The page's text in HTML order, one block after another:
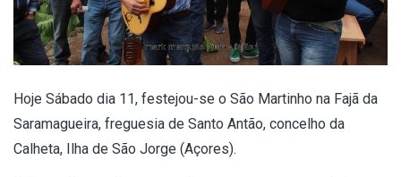
Hoje Sábado dia 11, festejou-se o São Martinho na Fajã da
Saramagueira, freguesia de Santo Antão, concelho da
Calheta, Ilha de São Jorge (Açores).